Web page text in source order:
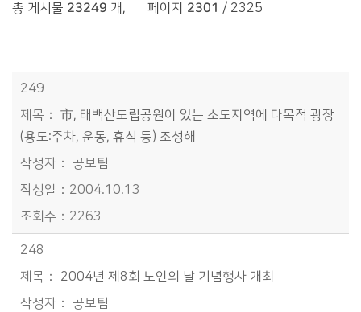
총 게시물 23249 개 , 페이지 2301 / 2325
시정소식>보도자료>시정보도자료 목록 - 번호, 제목, 작성자, 작성일, 조회수정보 제공
249
市, 태백산도립공원이 있는 소도지역에 다목적 광장
(용도:주차, 운동, 휴식 등) 조성해
공보팀
2004.10.13
2263
248
2004년 제8회 노인의 날 기념행사 개최
공보팀